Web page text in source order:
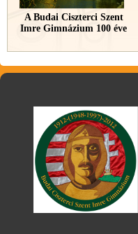
A Budai Ciszterci Szent
Imre Gimnázium 100 éve